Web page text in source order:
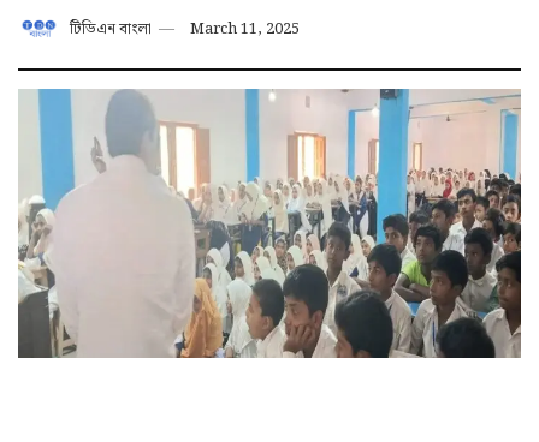
টিডিএন বাংলা March 11, 2025